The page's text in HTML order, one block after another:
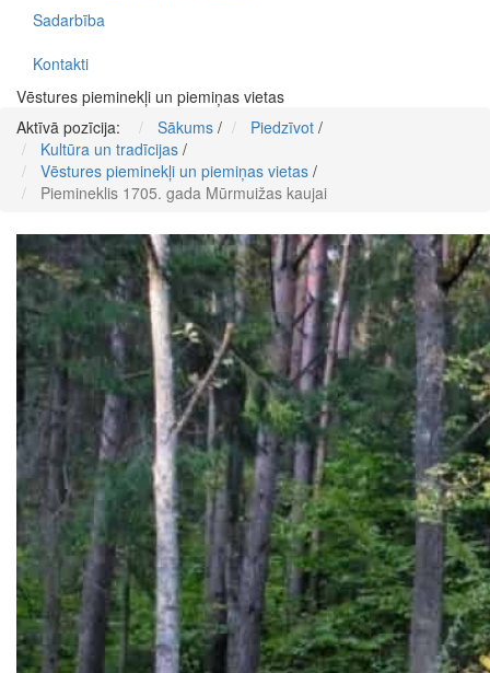
Sadarbība
Kontakti
Vēstures pieminekļi un piemiņas vietas
Aktīvā pozīcija:
Sākums / Piedzīvot /
Kultūra un tradīcijas /
Vēstures pieminekļi un piemiņas vietas /
Piemineklis 1705. gada Mūrmuižas kaujai